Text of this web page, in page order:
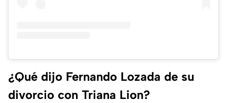
¿Qué dijo Fernando Lozada de su
divorcio con Triana Lion?